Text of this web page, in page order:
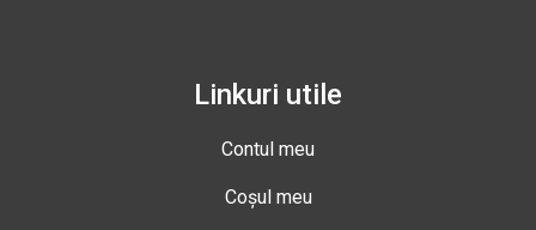
Linkuri utile
Contul meu
Coșul meu